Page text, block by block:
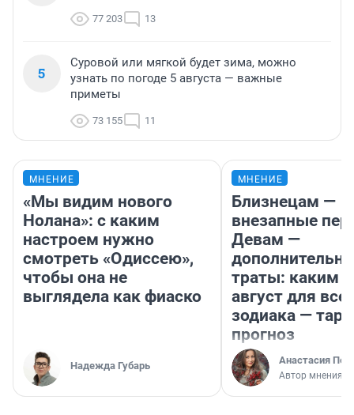
77 203 13
5
Суровой или мягкой будет зима, можно
узнать по погоде 5 августа — важные
приметы
73 155 11
МНЕНИЕ
«Мы видим нового
Нолана»: с каким
настроем нужно
смотреть «Одиссею»,
чтобы она не
выглядела как фиаско
Надежда Губарь
МНЕНИЕ
Близнецам —
внезапные
Девам —
траты: каким
август для
зодиака —
прогноз
Анастасия
Автор мнения